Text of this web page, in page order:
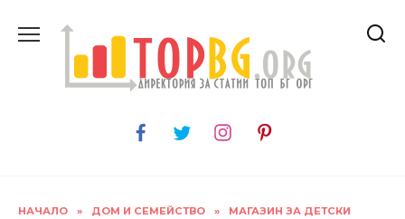
НАЧАЛО » ДОМ И СЕМЕЙСТВО »
МАГАЗИН ЗА ДЕТСКИ